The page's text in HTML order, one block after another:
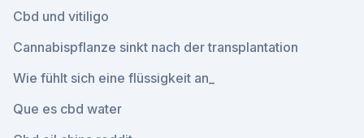
Cbd und vitiligo
Cannabispflanze sinkt nach der transplantation
Wie fühlt sich eine flüssigkeit an_
Que es cbd water